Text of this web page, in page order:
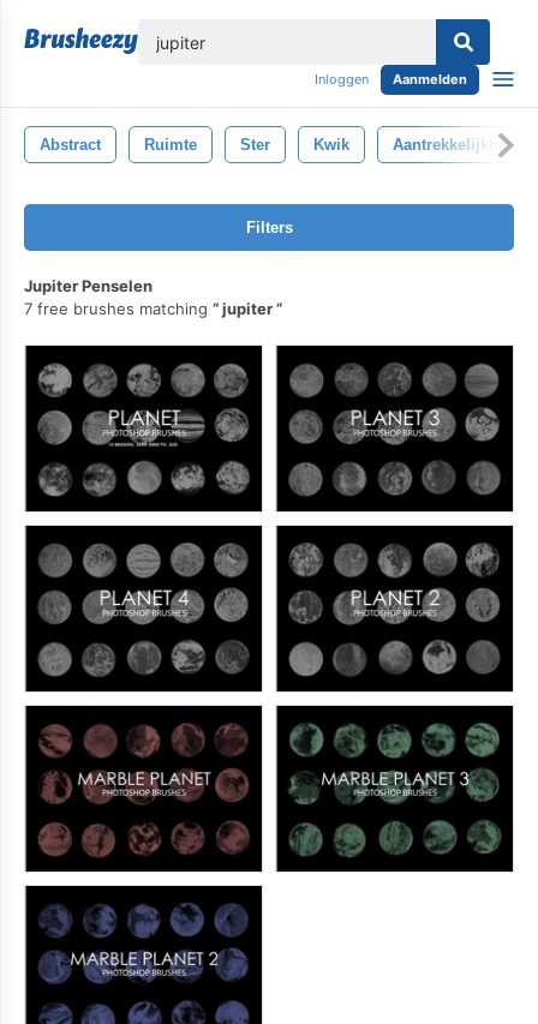
Inloggen Aanmelden
Abstract Ruimte Ster Kwik Aantrekkelijkheid
Filters
Jupiter Penselen
7 free brushes matching
jupiter